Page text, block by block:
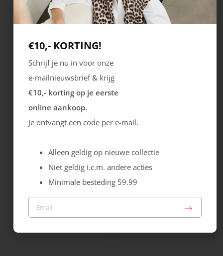
Rieker
Cristallino Roma
€10,- KORTING!
Schrijf je nu in voor onze
e-mailnieuwsbrief & krijg
€10,- korting op je eerste
online aankoop.
Je ontvangt een code per e-mail.
Alleen geldig op nieuwe collectie
Niet geldig i.c.m. andere acties
Minimale besteding 59.99